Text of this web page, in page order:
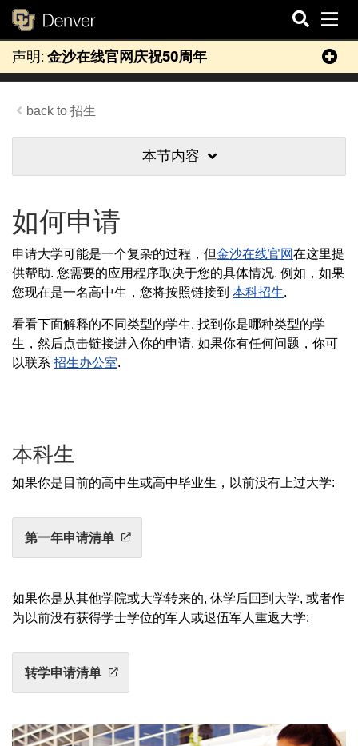
搜
切
声明: 金沙在线官网庆祝50周年
招生
本节内容
如何申请
申请大学可能是一个复杂的过程，但金沙在线官网在这里提
供帮助. 您需要的应用程序取决于您的具体情况. 例如，如果
您现在是一名高中生，您将按照链接到 本科招生.
看看下面解释的不同类型的学生. 找到你是哪种类型的学
生，然后点击链接进入你的申请. 如果你有任何问题，你可
以联系 招生办公室.
本科生
如果你是目前的高中生或高中毕业生，以前没有上过大学:
第一年申请清单
如果你是从其他学院或大学转来的, 休学后回到大学, 或者作
为以前没有获得学士学位的军人或退伍军人重返大学:
转学申请清单